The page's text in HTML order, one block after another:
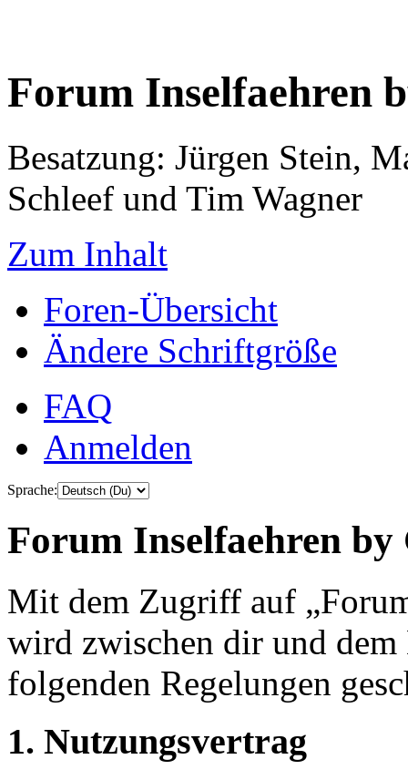
Forum Inselfaehren
Besatzung: Jürgen Stein,
Schleef und Tim Wagner
Zum Inhalt
Foren-Übersicht
Ändere Schriftgröße
FAQ
Anmelden
Sprache:
Forum Inselfaehren
Mit dem Zugriff auf
wird zwischen dir und
folgenden Regelungen
1. Nutzungsvertrag